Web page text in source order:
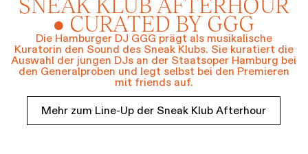
• CURATED BY GGG
Die Hamburger DJ GGG prägt als musikalische
Kuratorin den Sound des Sneak Klubs. Sie kuratiert die
Auswahl der jungen DJs an der Staatsoper Hamburg bei
den Generalproben und legt selbst bei den Premieren
mit friends auf.
Mehr zum Line-Up der Sneak Klub Afterhour